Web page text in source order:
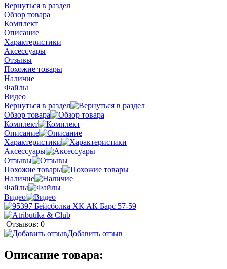
Вернуться в раздел
Обзор товара
Комплект
Описание
Характеристики
Аксессуары
Отзывы
Похожие товары
Наличие
Файлы
Видео
Вернуться в раздел
Обзор товара
Комплект
Описание
Характеристики
Аксессуары
Отзывы
Похожие товары
Наличие
Файлы
Видео
Отзывов: 0
Добавить отзыв
Описание товара: